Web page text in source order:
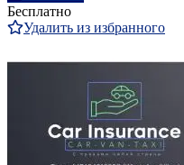
Бесплатно
Удалить из избранного